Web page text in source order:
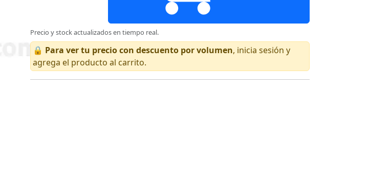
Precio y stock actualizados en tiempo real.
🔒 Para ver tu precio con descuento por volumen, inicia sesión y
agrega el producto al carrito.